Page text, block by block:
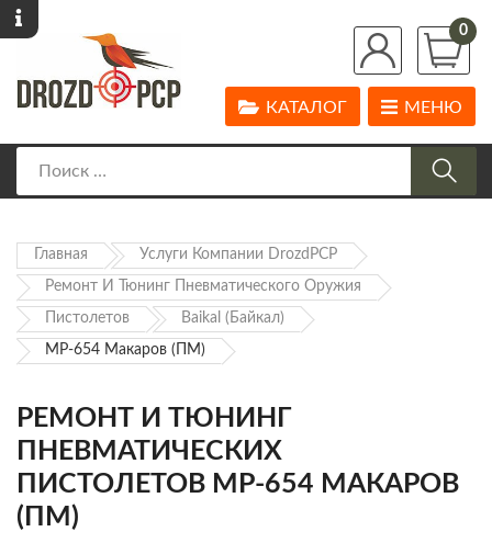
0
МЕНЮ
КАТАЛОГ
Главная Услуги Компании DrozdPCP
Ремонт И Тюнинг Пневматического Оружия
Пистолетов Baikal (Байкал)
МР-654 Макаров (ПМ)
РЕМОНТ И ТЮНИНГ
ПНЕВМАТИЧЕСКИХ
ПИСТОЛЕТОВ МР-654 МАКАРОВ
(ПМ)